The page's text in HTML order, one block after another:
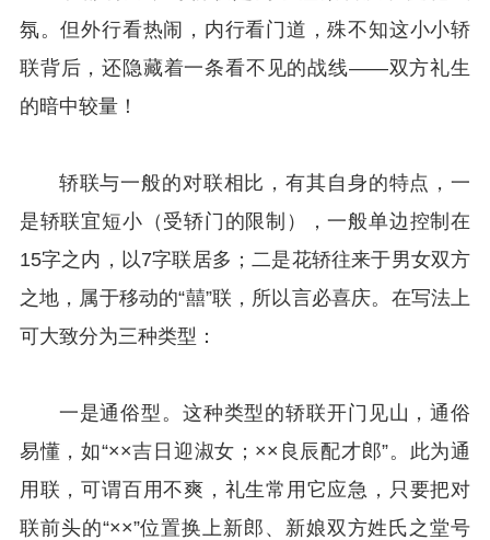
氛。但外行看热闹，内行看门道，殊不知这小小轿
联背后，还隐藏着一条看不见的战线——双方礼生
的暗中较量！
轿联与一般的对联相比，有其自身的特点，一
是轿联宜短小（受轿门的限制），一般单边控制在
15字之内，以7字联居多；二是花轿往来于男女双方
之地，属于移动的“囍”联，所以言必喜庆。在写法上
可大致分为三种类型：
一是通俗型。这种类型的轿联开门见山，通俗
易懂，如“××吉日迎淑女；××良辰配才郎”。此为通
用联，可谓百用不爽，礼生常用它应急，只要把对
联前头的“××”位置换上新郎、新娘双方姓氏之堂号